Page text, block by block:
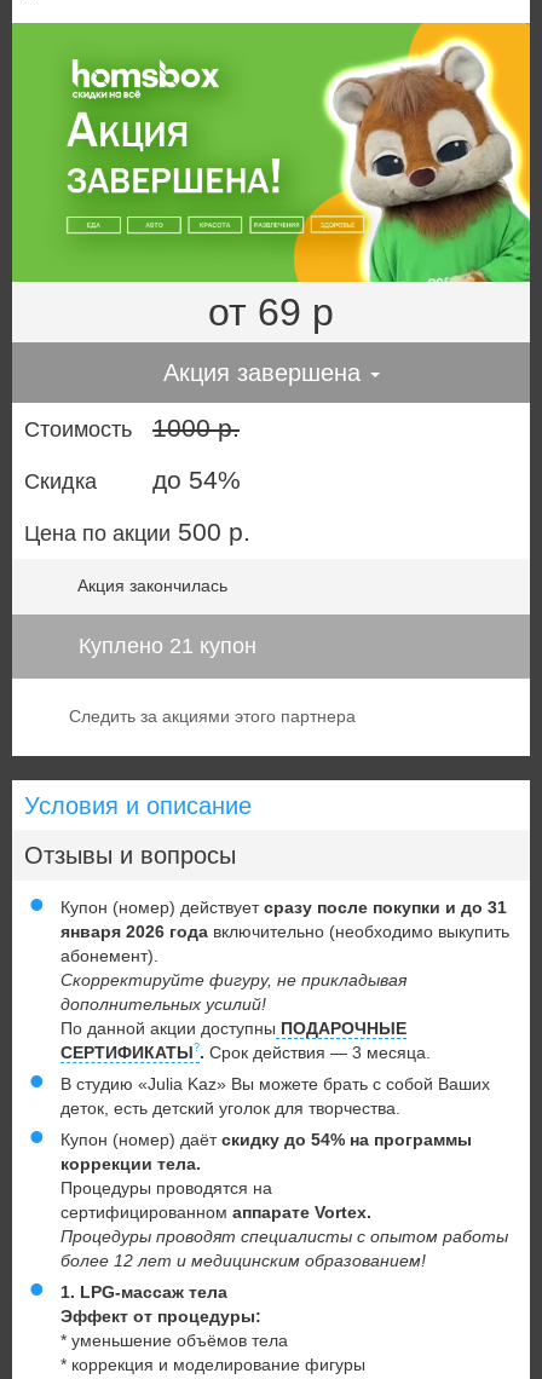
от 69 р
Акция завершена
Стоимость 1000 р.
Скидка до 54%
Цена по акции 500 р.
Акция закончилась
Куплено 21 купон
Следить за акциями этого партнера
Условия и описание
Отзывы и вопросы
Купон (номер) действует сразу после покупки и до 31
января 2026 года включительно (необходимо выкупить
абонемент).
Скорректируйте фигуру, не прикладывая
дополнительных усилий!
По данной акции доступны ПОДАРОЧНЫЕ
СЕРТИФИКАТЫ . Срок действия — 3 месяца.
В студию «Julia Kaz» Вы можете брать с собой Ваших
деток, есть детский уголок для творчества.
Купон (номер) даётскидку до 54% на программы
коррекции тела.
Процедуры проводятся на
сертифицированном аппарате Vortex.
Процедуры проводят специалисты с опытом работы
более 12 лет и медицинским образованием!
1. LPG-массаж тела
Эффект от процедуры:
* уменьшение объёмов тела
* коррекция и моделирование фигуры